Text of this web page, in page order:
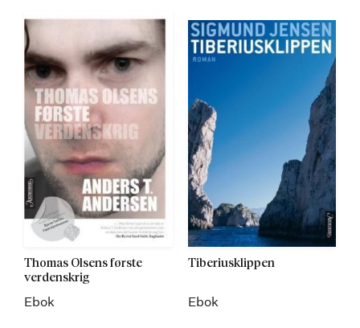
Thomas Olsens første
verdenskrig
Ebok
Tiberiusklippen
Ebok